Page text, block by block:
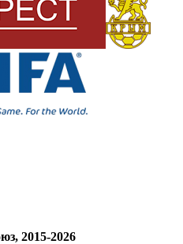
2015-2026